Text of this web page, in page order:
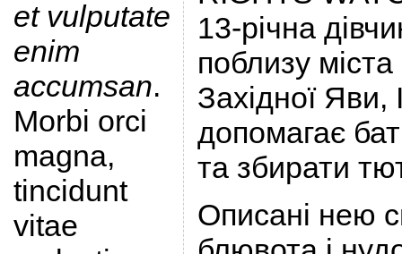
et vulputate
enim
accumsan.
Morbi orci
magna,
tincidunt
vitae
13-річна
поблизу
Західної Яви,
допомагає
та збирати
Описані нею